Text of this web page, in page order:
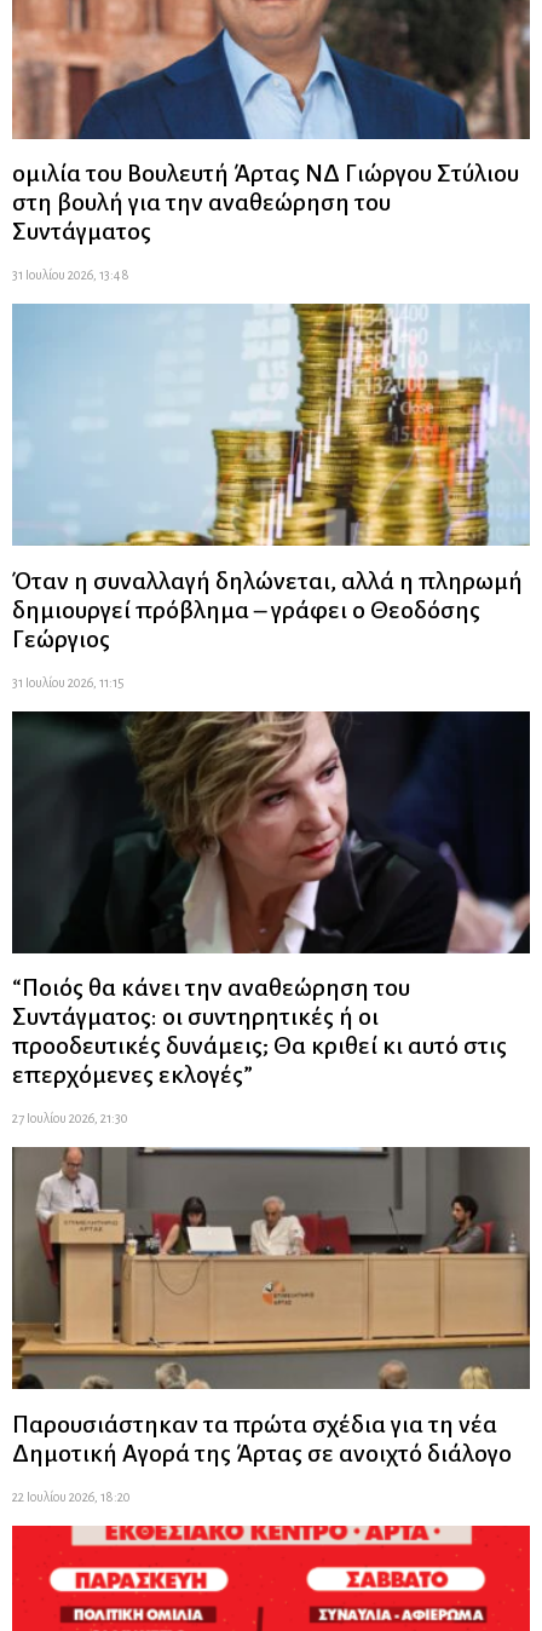
ομιλία του Βουλευτή Άρτας ΝΔ Γιώργου Στύλιου
στη βουλή για την αναθεώρηση του
Συντάγματος
31 Ιουλίου 2026, 13:48
Όταν η συναλλαγή δηλώνεται, αλλά η πληρωμή
δημιουργεί πρόβλημα – γράφει ο Θεοδόσης
Γεώργιος
31 Ιουλίου 2026, 11:15
“Ποιός θα κάνει την αναθεώρηση του
Συντάγματος: οι συντηρητικές ή οι
προοδευτικές δυνάμεις; Θα κριθεί κι αυτό στις
επερχόμενες εκλογές”
27 Ιουλίου 2026, 21:30
Παρουσιάστηκαν τα πρώτα σχέδια για τη νέα
Δημοτική Αγορά της Άρτας σε ανοιχτό διάλογο
22 Ιουλίου 2026, 18:20